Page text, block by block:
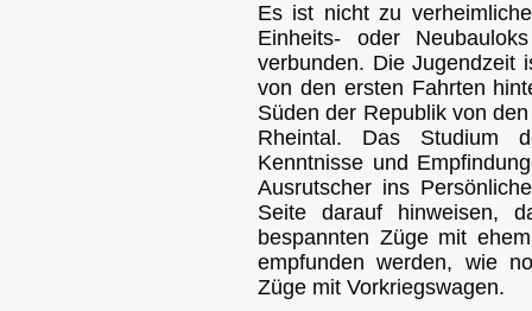
Es ist nicht zu
Einheits- oder
verbunden. Die Jugendzeit
von den ersten Fahrten
Süden der Republik von
Rheintal. Das Studium
Kenntnisse und
Ausrutscher ins
Seite darauf hinweisen,
bespannten Züge mit
empfunden werden, wie
Züge mit Vorkriegswagen.